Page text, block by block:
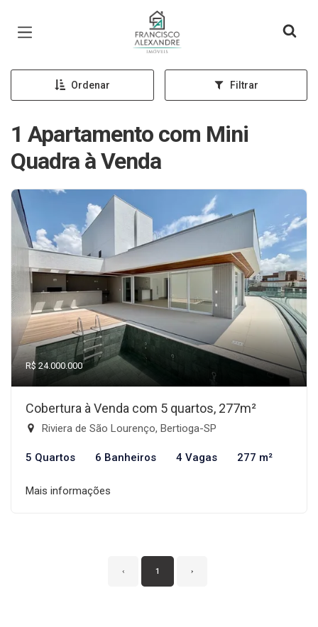
Página inicial
Ordenar Filtrar
1 Apartamento com Mini
Quadra à Venda
R$ 24.000.000
Cobertura à Venda com 5 quartos, 277m²
Riviera de São Lourenço, Bertioga-SP
5 Quartos 6 Banheiros 4 Vagas 277 m²
Mais informações
‹ 1 ›